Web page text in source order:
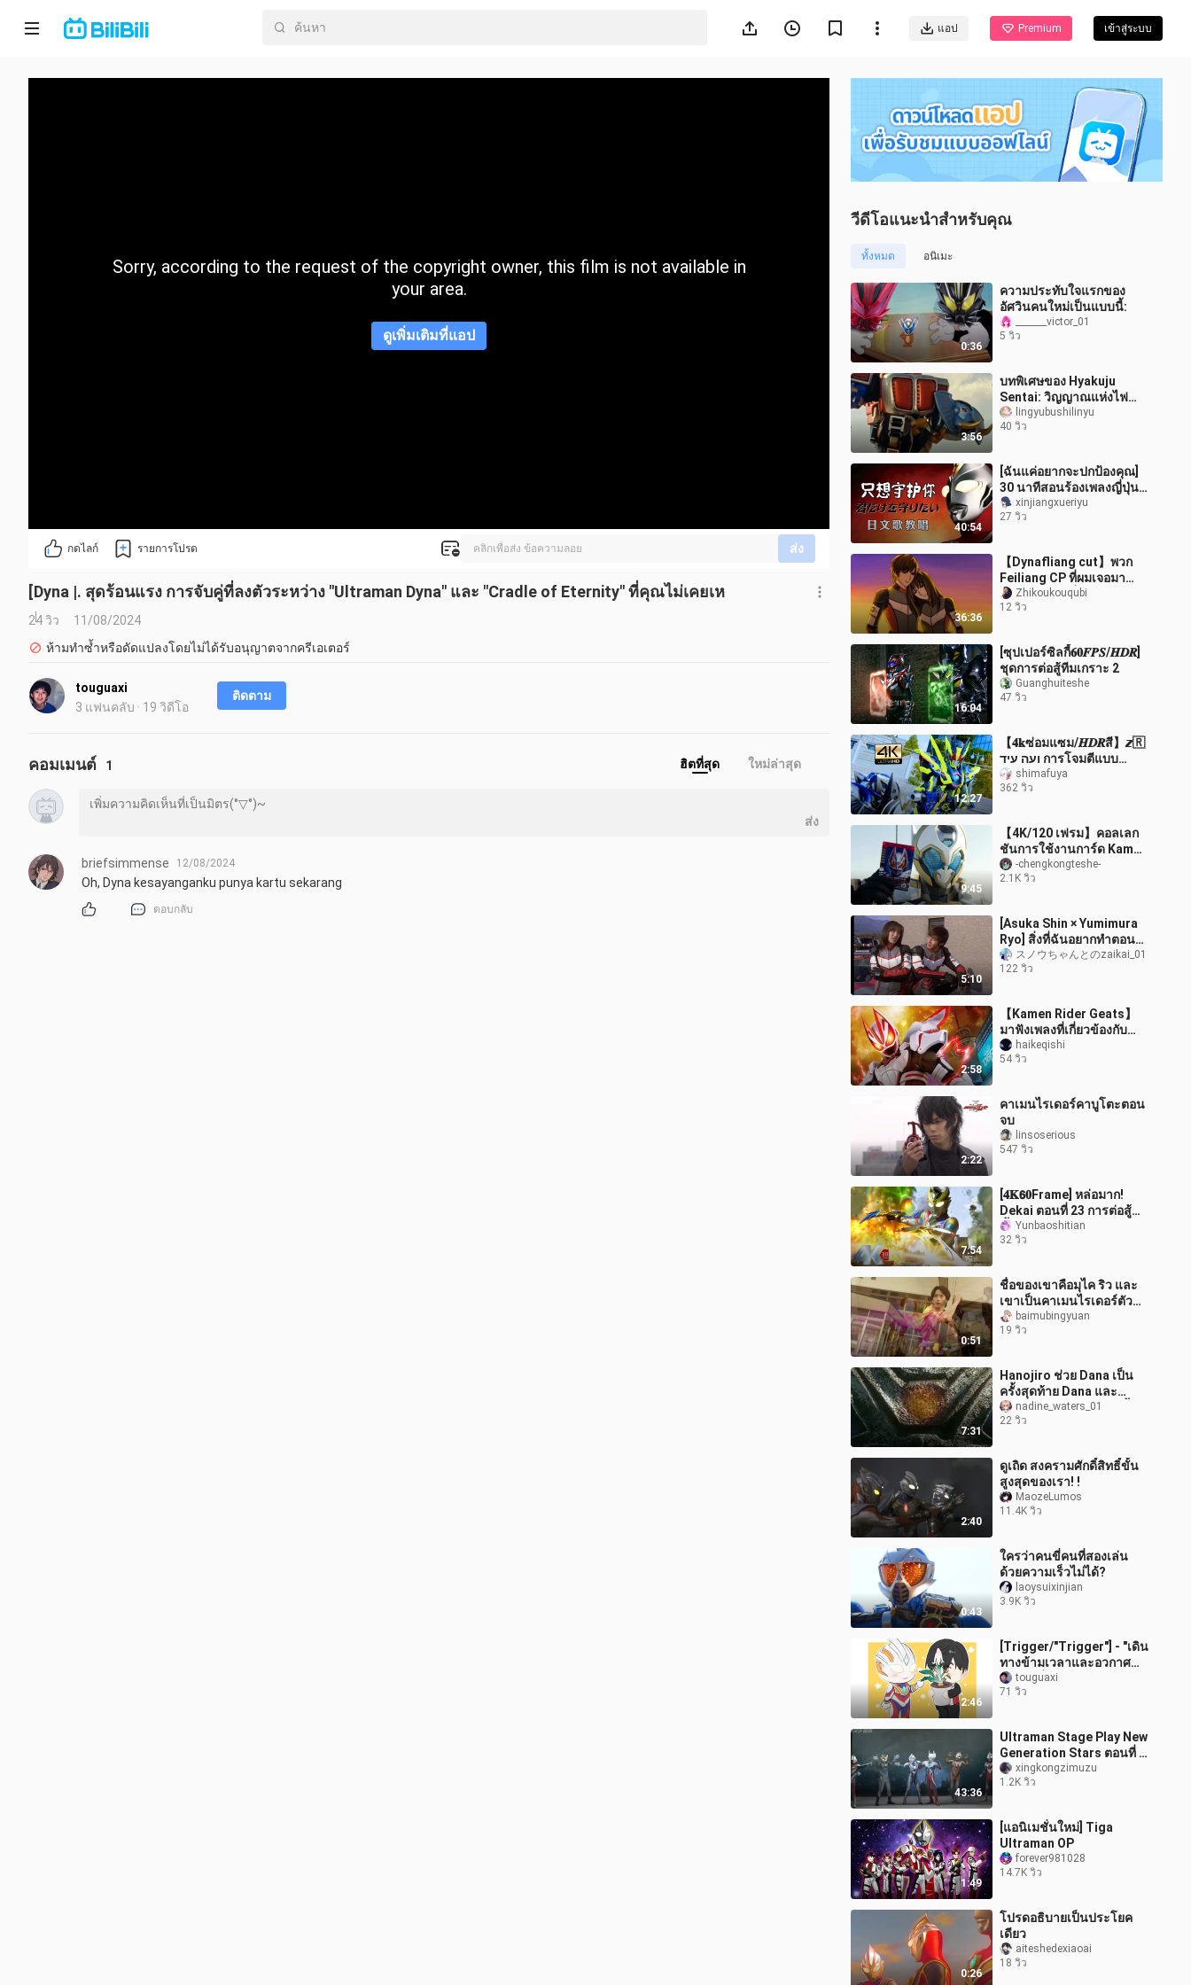
แอป Premium เข้าสู่ระบบ
หน้า
Sorry, according to the request of the copyright owner, this film is not available in
your area.
ดูเพิ่มเติมที่แอป
กดไลก์ รายการโปรด ส่ง
[Dyna |. สุดร้อนแรง การจับคู่ที่ลงตัวระหว่าง "Ultraman Dyna" และ "Cradle of Eternity" ที่คุณไม่เคยเห
24 วิว
11/08/2024
ห้ามทำซ้ำหรือดัดแปลงโดยไม่ได้รับอนุญาตจากครีเอเตอร์
touguaxi
3 แฟนคลับ · 19 วิดีโอ
ติดตาม
วีดีโอแนะนำสำหรับคุณ
ทั้งหมด อนิเมะ
0:36
ความประทับใจแรกของ
อัศวินคนใหม่เป็นแบบนี้:
_______victor_01
5 วิว
3:56
บทพิเศษของ Hyakuju
Sentai: วิญญาณแห่งไฟ
Barking Knight ถือกำเนิด
แล้ว!
lingyubushilinyu
40 วิว
40:54
[ฉันแค่อยากจะปกป้องคุณ]
30 นาทีสอนร้องเพลงญี่ปุ่น
คลาสสิก Ultraman Dyna
ED โดย君だけを胜りたい
xinjiangxueriyu
27 วิว
36:36
【Dynafliang cut】พวก
Feiliang CP ที่ผมเจอมา
ตลอดหลายปีที่ผ่านมา
Zhikoukouqubi
12 วิว
16:04
[ซุปเปอร์ซิลกี้𝟔𝟎𝑭𝑷𝑺/𝑯𝑫𝑹]
ชุดการต่อสู้ทีมเกราะ 2
Guanghuiteshe
47 วิว
12:27
【𝟒𝐤ซ่อมแซม/𝑯𝑫𝑹สี】𝙯🇷
ועה עיד การโจมตีแบบ
ประกายไฟ การเผาไหม้
สูงสุด การเอาชีวิตรอด สิ้น
shimafuya
362 วิว
9:45
【4K/120 เฟรม】คอลเลก
ชันการใช้งานการ์ด Kamen
Rider Goodwill All
Legend Knight
-chengkongteshe-
2.1K วิว
5:10
[Asuka Shin × Yumimura
Ryo] สิ่งที่ฉันอยากทำตอนนี้
คือปกป้องคุณ!
スノウちゃんとのzaikai_01
122 วิว
2:58
【Kamen Rider Geats】
มาฟังเพลงที่เกี่ยวข้องกับ
New Rider Geats กันเถอะ!
“โชคเป็นลางร้าย”
haikeqishi
54 วิว
2:22
คาเมนไรเดอร์คาบูโตะตอน
จบ
linsoserious
547 วิว
7:54
[𝟒𝐊𝟲𝟎Frame] หล่อมาก!
Dekai ตอนที่ 23 การต่อสู้
ชี้ขาดกำลังจะมาถึง!
Yunbaoshitian
32 วิว
0:51
ชื่อของเขาคือมุไค ริว และ
เขาเป็นคาเมนไรเดอร์ตัว
จริงbaimubingyuan
19 วิว
7:31
Hanojiro ช่วย Dana เป็น
ครั้งสุดท้าย Dana และ
Hanojiro ได้พบกันอีกครั้ง
แต่จะได้พบกันอีกแน่นอน!
nadine_waters_01
22 วิว
2:40
ดูเถิด สงครามศักดิ์สิทธิ์ขั้น
สูงสุดของเรา! !
MaozeLumos
11.4K วิว
0:43
ใครว่าคนขี่คนที่สองเล่น
ด้วยความเร็วไม่ได้?
laoysuixinjian
3.9K วิว
2:46
[Trigger/"Trigger"] - "เดิน
ทางข้ามเวลาและอวกาศ
ทำให้ดีที่สุด แล้วฉันจะมาหา
คุณ"
touguaxi
71 วิว
43:36
Ultraman Stage Play New
Generation Stars ตอนที่ 1
[กลุ่มคำบรรยายบนท้องฟ้า]
xingkongzimuzu
1.2K วิว
1:49
[แอนิเมชั่นใหม่] Tiga
Ultraman OP
forever981028
14.7K วิว
0:26
โปรดอธิบายเป็นประโยค
เดียว
aiteshedexiaoai
18 วิว
คอมเมนต์ 1 ฮิตที่สุด ใหม่ล่าสุด
ส่ง
briefsimmense 12/08/2024
Oh, Dyna kesayanganku punya kartu sekarang
ตอบกลับ